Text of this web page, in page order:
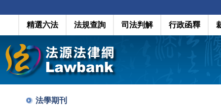
精選六法 法規查詢 司法判解 行政函釋
法學期刊